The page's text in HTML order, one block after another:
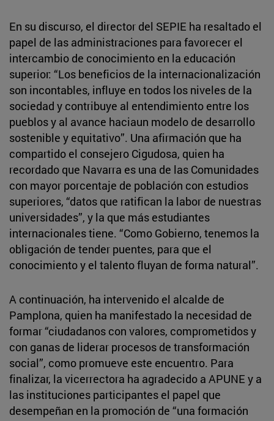
En su discurso, el director del SEPIE ha resaltado el
papel de las administraciones para favorecer el
intercambio de conocimiento en la educación
superior: “Los beneficios de la internacionalización
son incontables, influye en todos los niveles de la
sociedad y contribuye al entendimiento entre los
pueblos y al avance haciaun modelo de desarrollo
sostenible y equitativo”. Una afirmación que ha
compartido el consejero Cigudosa, quien ha
recordado que Navarra es una de las Comunidades
con mayor porcentaje de población con estudios
superiores, “datos que ratifican la labor de nuestras
universidades”, y la que más estudiantes
internacionales tiene. “Como Gobierno, tenemos la
obligación de tender puentes, para que el
conocimiento y el talento fluyan de forma natural”.
A continuación, ha intervenido el alcalde de
Pamplona, quien ha manifestado la necesidad de
formar “ciudadanos con valores, comprometidos y
con ganas de liderar procesos de transformación
social”, como promueve este encuentro. Para
finalizar, la vicerrectora ha agradecido a APUNE y a
las instituciones participantes el papel que
desempeñan en la promoción de “una formación